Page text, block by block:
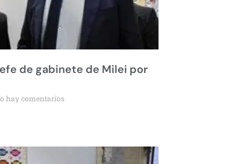
de gabinete de Milei por
hay comentarios